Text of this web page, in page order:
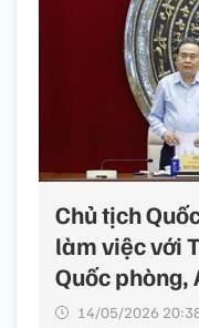
Chủ tịch
làm việc với
Quốc phòng,
14/05/2026